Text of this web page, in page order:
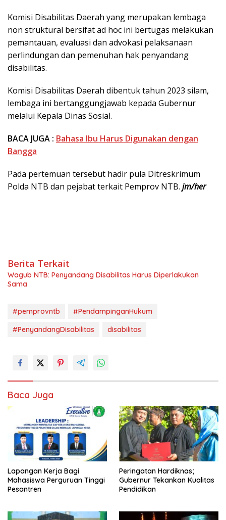
Komisi Disabilitas Daerah yang merupakan lembaga
non struktural bersifat ad hoc ini bertugas melakukan
pemantauan, evaluasi dan advokasi pelaksanaan
perlindungan dan pemenuhan hak penyandang
disabilitas.
Komisi Disabilitas Daerah dibentuk tahun 2023 silam,
lembaga ini bertanggungjawab kepada Gubernur
melalui Kepala Dinas Sosial.
BACA JUGA : Bahasa Ibu Harus Digunakan dengan
Bangga
Pada pertemuan tersebut hadir pula Ditreskrimum
Polda NTB dan pejabat terkait Pemprov NTB. jm/her
Berita Terkait
Wagub NTB: Penyandang Disabilitas Harus Diperlakukan
Sama
#pemprovntb
#PendampinganHukum
#PenyandangDisabilitas
disabilitas
Baca Juga
Lapangan Kerja Bagi
Mahasiswa Perguruan Tinggi
Pesantren
Peringatan Hardiknas;
Gubernur Tekankan Kualitas
Pendidikan